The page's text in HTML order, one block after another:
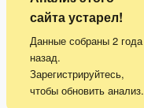
сайта устарел!
Данные собраны 2 года
назад.
Зарегистрируйтесь,
чтобы обновить анализ.